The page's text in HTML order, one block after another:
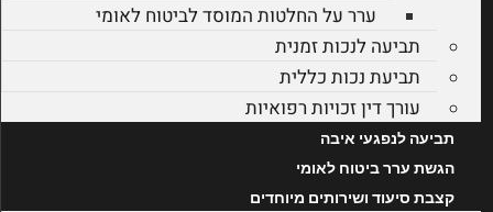
ערר על החלטות המוסד לביטוח לאומי
תביעה לנכות זמנית
תביעת נכות כללית
עורך דין זכויות רפואיות
תביעה לנפגעי איבה
הגשת ערר ביטוח לאומי
קצבת סיעוד ושירותים מיוחדים